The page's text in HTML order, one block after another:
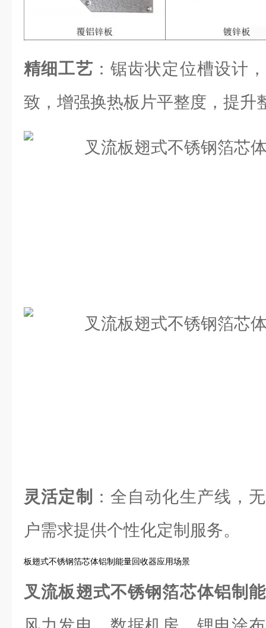
精细工艺 ：锯齿状定位槽设计
致，增强换热板片平整度，提升
灵活定制
：全自动化生产线，
户需求提供个性化定制服务。
板翅式不锈钢箔芯体铝制能量回收器应用场景
叉流板翅式不锈钢箔芯体铝制